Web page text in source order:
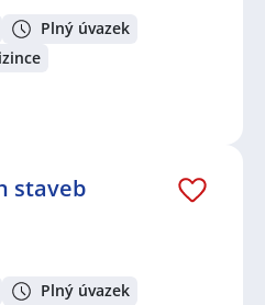
Plný úvazek
staveb
Plný úvazek